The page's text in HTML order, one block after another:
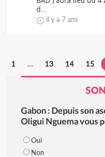
d...
il y a 7 ans
1 ... 13 14 15
Gabon : Depuis son
Oligui Nguema vous
Oui
Non